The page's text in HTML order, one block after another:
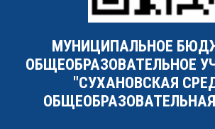
МУНИЦИПАЛЬНОЕ
ОБЩЕОБРАЗОВАТЕЛЬНОЕ
"СУХАНОВСКАЯ